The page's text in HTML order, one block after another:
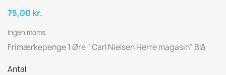
75,00 kr.
Ingen moms
Frimærkepenge 1 Øre " Carl Nielsen Herre magasin" Blå
Antal